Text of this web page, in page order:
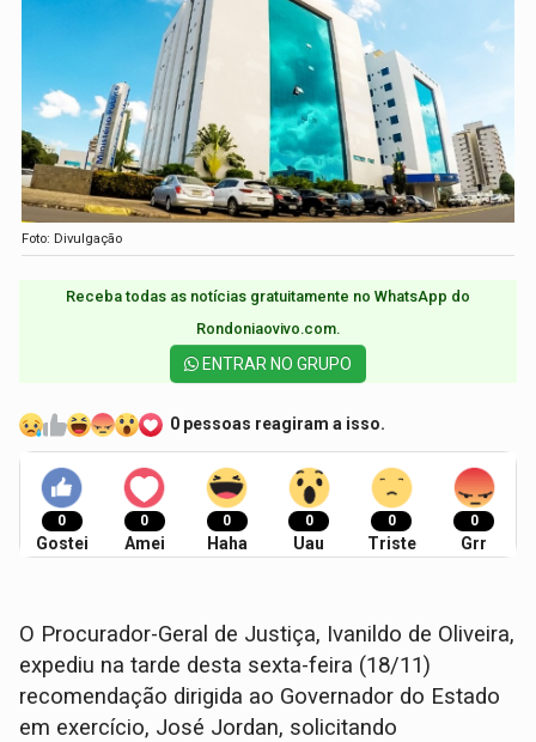
Foto: Divulgação
Receba todas as notícias gratuitamente no WhatsApp do
Rondoniaovivo.com.​
ENTRAR NO GRUPO
0 pessoas reagiram a isso.
0
Gostei
0
Amei
0
Haha
0
Uau
0
Triste
0
Grr
O Procurador-Geral de Justiça, Ivanildo de Oliveira,
expediu na tarde desta sexta-feira (18/11)
recomendação dirigida ao Governador do Estado
em exercício, José Jordan, solicitando